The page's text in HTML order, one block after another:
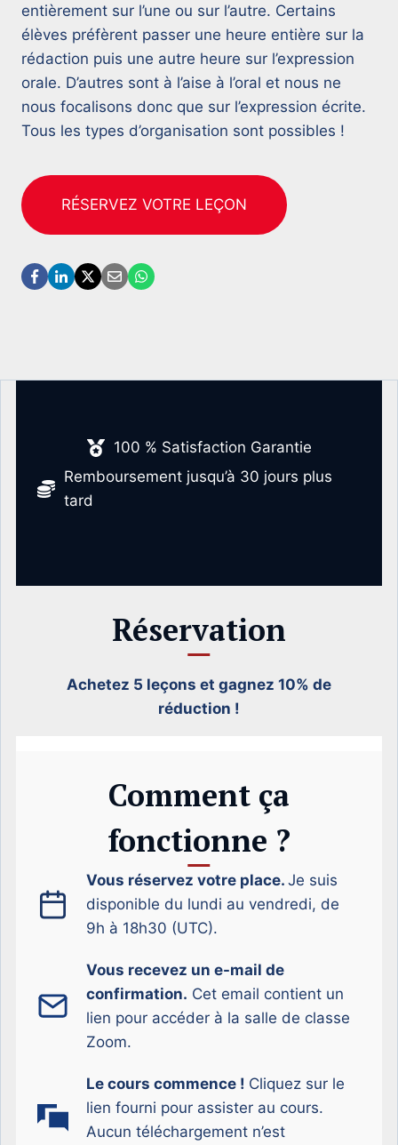
entièrement sur l’une ou sur l’autre. Certains
élèves préfèrent passer une heure entière sur la
rédaction puis une autre heure sur l’expression
orale. D’autres sont à l’aise à l’oral et nous ne
nous focalisons donc que sur l’expression écrite.
Tous les types d’organisation sont possibles !
RÉSERVEZ VOTRE LEÇON
100 % Satisfaction Garantie
Remboursement jusqu’à 30 jours plus
tard
Réservation
Achetez 5 leçons et gagnez 10% de
réduction !
Comment ça
fonctionne ?
Vous réservez votre place. Je suis
disponible du lundi au vendredi, de
9h à 18h30 (UTC).
Vous recevez un e-mail de
confirmation. Cet email contient un
lien pour accéder à la salle de classe
Zoom.
Le cours commence ! Cliquez sur le
lien fourni pour assister au cours.
Aucun téléchargement n’est